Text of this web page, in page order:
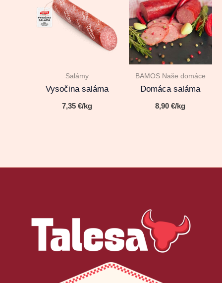
Salámy
Vysočina saláma
7,35 €/kg
BAMOS Naše domáce
Domáca saláma
8,90€/kg